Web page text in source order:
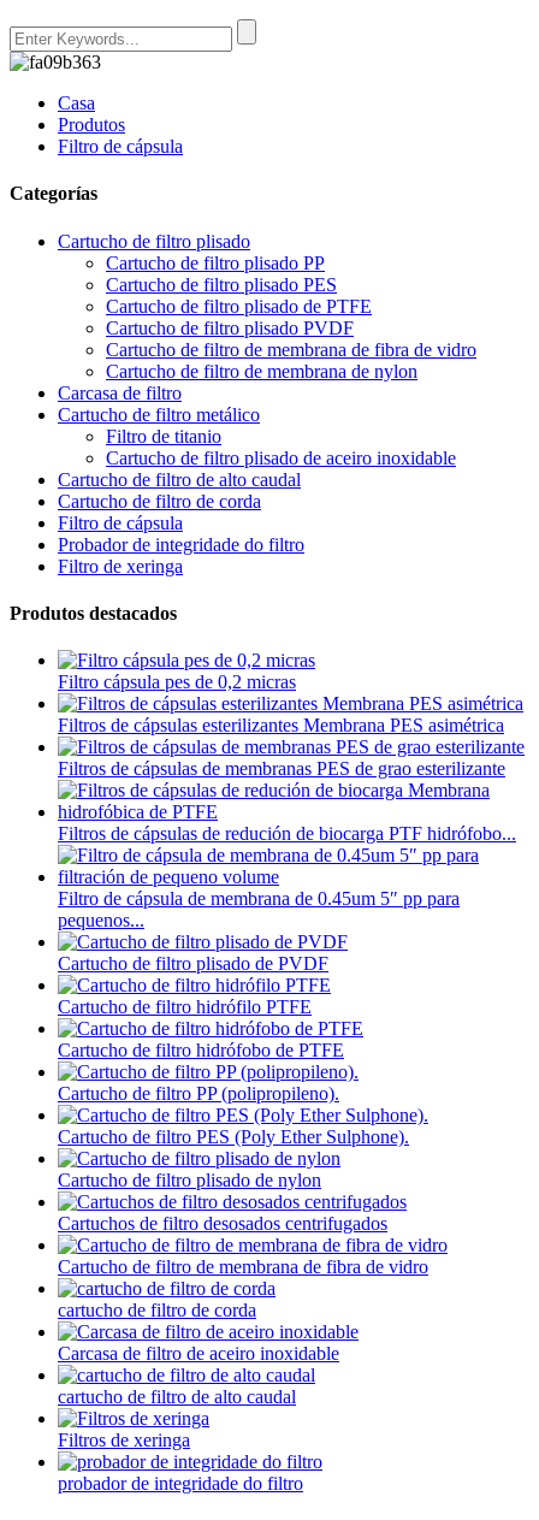
Casa
Produtos
Filtro de cápsula
Categorías
Cartucho de filtro plisado
Cartucho de filtro plisado PP
Cartucho de filtro plisado PES
Cartucho de filtro plisado de PTFE
Cartucho de filtro plisado PVDF
Cartucho de filtro de membrana de fibra de vidro
Cartucho de filtro de membrana de nylon
Carcasa de filtro
Cartucho de filtro metálico
Filtro de titanio
Cartucho de filtro plisado de aceiro inoxidable
Cartucho de filtro de alto caudal
Cartucho de filtro de corda
Filtro de cápsula
Probador de integridade do filtro
Filtro de xeringa
Produtos destacados
Filtro cápsula pes de 0,2 micras
Filtros de cápsulas esterilizantes Membrana PES asimétrica
Filtros de cápsulas de membranas PES de grao esterilizante
Filtros de cápsulas de redución de biocarga PTF hidrófobo...
Filtro de cápsula de membrana de 0.45um 5″ pp para
pequenos...
Cartucho de filtro plisado de PVDF
Cartucho de filtro hidrófilo PTFE
Cartucho de filtro hidrófobo de PTFE
Cartucho de filtro PP (polipropileno).
Cartucho de filtro PES (Poly Ether Sulphone).
Cartucho de filtro plisado de nylon
Cartuchos de filtro desosados ​​centrifugados
Cartucho de filtro de membrana de fibra de vidro
cartucho de filtro de corda
Carcasa de filtro de aceiro inoxidable
cartucho de filtro de alto caudal
Filtros de xeringa
probador de integridade do filtro